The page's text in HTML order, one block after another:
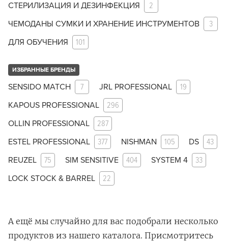
СТЕРИЛИЗАЦИЯ И ДЕЗИНФЕКЦИЯ 2
ЧЕМОДАНЫ СУМКИ И ХРАНЕНИЕ ИНСТРУМЕНТОВ 3
ДЛЯ ОБУЧЕНИЯ 101
ИЗБРАННЫЕ БРЕНДЫ
SENSIDO MATCH 7 JRL PROFESSIONAL 19
KAPOUS PROFESSIONAL 296
OLLIN PROFESSIONAL 287
ESTEL PROFESSIONAL 377 NISHMAN 105 DS 43
REUZEL 75 SIM SENSITIVE 404 SYSTEM 4 33
LOCK STOCK & BARREL 22
А ещё мы случайно для вас подобрали несколько
продуктов из нашего каталога. Присмотритесь
Заяц–робот